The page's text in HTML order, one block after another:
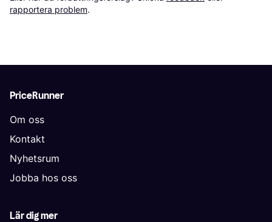
rapportera problem.
PriceRunner
Om oss
Kontakt
Nyhetsrum
Jobba hos oss
Lär dig mer